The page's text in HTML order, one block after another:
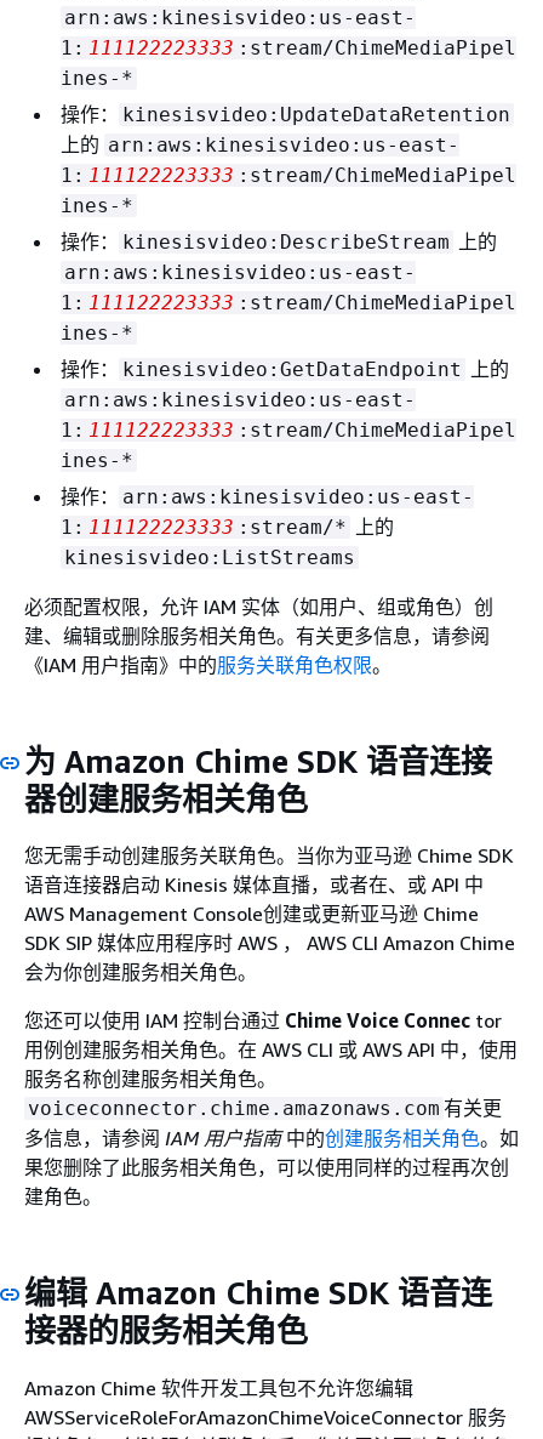
arn:aws:kinesisvideo:us-east-
1: 111122223333 :stream/ChimeMediaPipel
ines-*
操作： kinesisvideo:UpdateDataRetention
上的 arn:aws:kinesisvideo:us-east-
1: 111122223333 :stream/ChimeMediaPipel
ines-*
操作： kinesisvideo:DescribeStream 上的
arn:aws:kinesisvideo:us-east-
1: 111122223333 :stream/ChimeMediaPipel
ines-*
操作： kinesisvideo:GetDataEndpoint 上的
arn:aws:kinesisvideo:us-east-
1: 111122223333 :stream/ChimeMediaPipel
ines-*
操作：
arn:aws:kinesisvideo:us-east-
1: 111122223333 :stream/* 上的
kinesisvideo:ListStreams
必须配置权限，允许 IAM 实体（如用户、组或角色）创
建、编辑或删除服务相关角色。有关更多信息，请参阅
《IAM 用户指南》 中的服务关联角色权限。
为 Amazon Chime SDK 语音连接
器创建服务相关角色
您无需手动创建服务关联角色。当你为亚马逊 Chime SDK
语音连接器启动 Kinesis 媒体直播，或者在、或 API 中
AWS Management Console创建或更新亚马逊 Chime
SDK SIP 媒体应用程序时 AWS ， AWS CLI Amazon Chime
会为你创建服务相关角色。
您还可以使用 IAM 控制台通过 Chime Voice Connec tor
用例创建服务相关角色。在 AWS CLI 或 AWS API 中，使用
服务名称创建服务相关角色。
voiceconnector.chime.amazonaws.com 有关更
多信息，请参阅 IAM 用户指南中的创建服务相关角色。如
果您删除了此服务相关角色，可以使用同样的过程再次创
建角色。
编辑 Amazon Chime SDK 语音连
接器的服务相关角色
Amazon Chime 软件开发工具包不允许您编辑
AWSServiceRoleForAmazonChimeVoiceConnector 服务